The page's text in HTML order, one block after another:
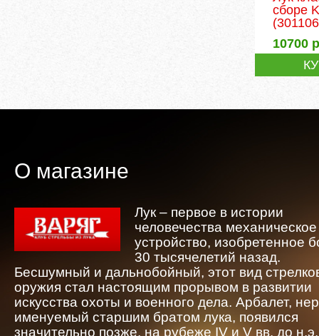
сборе
10700
О магазине
Лук – первое в истории
человечества механическое
устройство, изобретенное
30 тысячелетий назад.
Бесшумный и дальнобойный, этот вид
оружия стал настоящим прорывом в развитии
искусства охоты и военного дела. Арбалет,
именуемый старшим братом лука, появился
значительно позже, на рубеже IV и V вв. до